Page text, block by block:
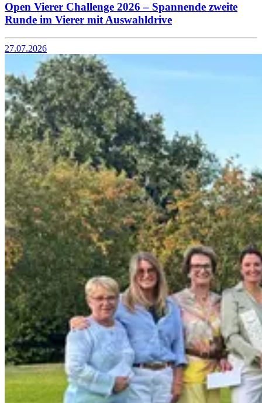
Open Vierer Challenge 2026 – Spannende zweite
Runde im Vierer mit Auswahldrive
27.07.2026